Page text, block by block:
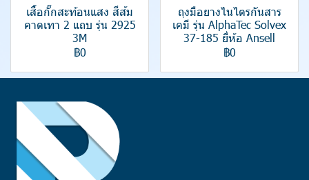
เสื้อกั๊กสะท้อนแสง สีส้ม
คาดเทา 2 แถบ รุ่น 2925
3M
฿0
ถุงมือยางไนไตรกันสาร
เคมี รุ่น AlphaTec Solvex
37-185 ยี่ห้อ Ansell
฿0